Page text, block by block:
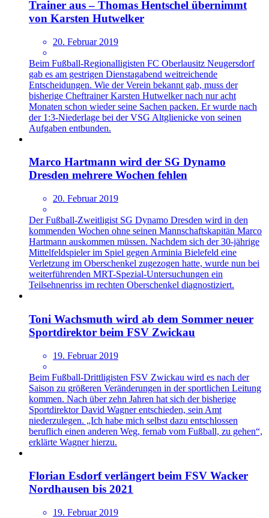
Trainer aus – Thomas Hentschel übernimmt
von Karsten Hutwelker
20. Februar 2019
Beim Fußball-Regionalligisten FC Oberlausitz Neugersdorf
gab es am gestrigen Dienstagabend weitreichende
Entscheidungen. Wie der Verein bekannt gab, muss der
bisherige Cheftrainer Karsten Hutwelker nach nur acht
Monaten schon wieder seine Sachen packen. Er wurde nach
der 1:3-Niederlage bei der VSG Altglienicke von seinen
Aufgaben entbunden.
Marco Hartmann wird der SG Dynamo
Dresden mehrere Wochen fehlen
20. Februar 2019
Der Fußball-Zweitligist SG Dynamo Dresden wird in den
kommenden Wochen ohne seinen Mannschaftskapitän Marco
Hartmann auskommen müssen. Nachdem sich der 30-jährige
Mittelfeldspieler im Spiel gegen Arminia Bielefeld eine
Verletzung im Oberschenkel zugezogen hatte, wurde nun bei
weiterführenden MRT-Spezial-Untersuchungen ein
Teilsehnenriss im rechten Oberschenkel diagnostiziert.
Toni Wachsmuth wird ab dem Sommer neuer
Sportdirektor beim FSV Zwickau
19. Februar 2019
Beim Fußball-Drittligisten FSV Zwickau wird es nach der
Saison zu größeren Veränderungen in der sportlichen Leitung
kommen. Nach über zehn Jahren hat sich der bisherige
Sportdirektor David Wagner entschieden, sein Amt
niederzulegen. „Ich habe mich selbst dazu entschlossen
beruflich einen anderen Weg, fernab vom Fußball, zu gehen“,
erklärte Wagner hierzu.
Florian Esdorf verlängert beim FSV Wacker
Nordhausen bis 2021
19. Februar 2019